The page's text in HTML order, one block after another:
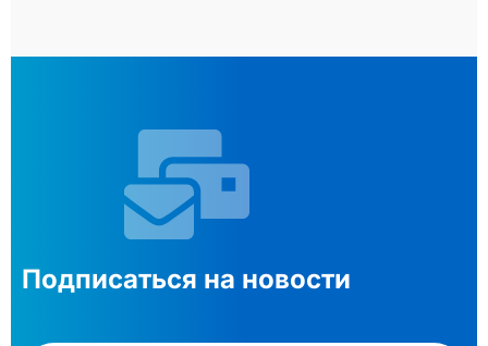
Подписаться на новости